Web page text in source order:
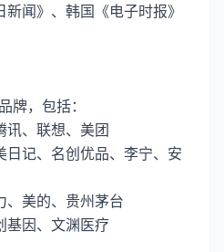
闻》、韩国《电子时报》
牌，包括：
讯、联想、美团
日记、名创优品、李宁、安
、美的、贵州茅台
基因、文渊医疗